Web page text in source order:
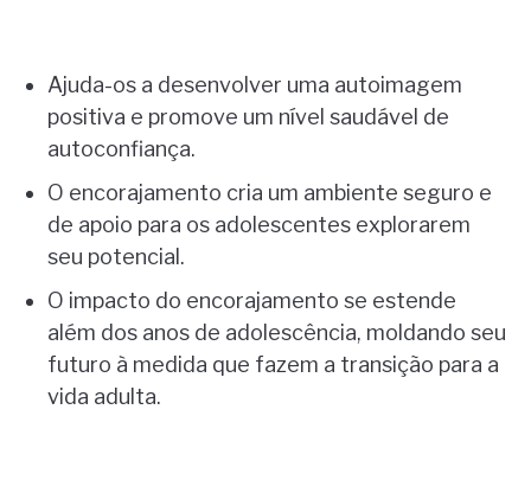
Ajuda-os a desenvolver uma autoimagem
positiva e promove um nível saudável de
autoconfiança.
O encorajamento cria um ambiente seguro e
de apoio para os adolescentes explorarem
seu potencial.
O impacto do encorajamento se estende
além dos anos de adolescência, moldando seu
futuro à medida que fazem a transição para a
vida adulta.